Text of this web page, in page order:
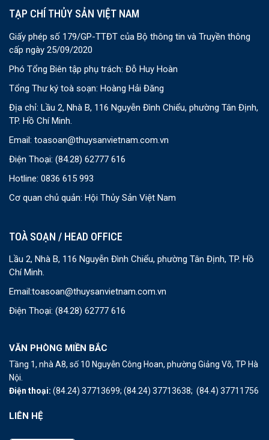
TẠP CHÍ THỦY SẢN VIỆT NAM
Giấy phép số 179/GP-TTĐT của Bộ thông tin và Truyền thông
cấp ngày 25/09/2020
Phó Tổng Biên tập phụ trách: Đỗ Huy Hoàn
Tổng Thư ký toà soạn: Hoàng Hải Đăng
Địa chỉ: Lầu 2, Nhà B, 116 Nguyễn Đình Chiểu, phường Tân Định,
TP. Hồ Chí Minh.
Email: toasoan@thuysanvietnam.com.vn
Điện Thoại: (84.28) 62777 616
Hotline: 0836 615 993
Cơ quan chủ quản: Hội Thủy Sản Việt Nam
TOÀ SOẠN / HEAD OFFICE
Lầu 2, Nhà B, 116 Nguyễn Đình Chiểu, phường Tân Định, TP. Hồ
Chí Minh.
Email:toasoan@thuysanvietnam.com.vn
Điện Thoại: (84.28) 62777 616
VĂN PHÒNG MIỀN BẮC
Tầng 1, nhà A8, số 10 Nguyễn Công Hoan, phường Giảng Võ, TP Hà
Nội.
Điện thoại: (84.24) 37713699; (84.24) 37713638; (84.4) 37711756
LIÊN HỆ